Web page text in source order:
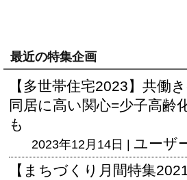
最近の特集企画
【多世帯住宅2023】共働
同居に高い関心=少子高齢
も
2023年12月14日 | ユーザ
【まちづくり月間特集